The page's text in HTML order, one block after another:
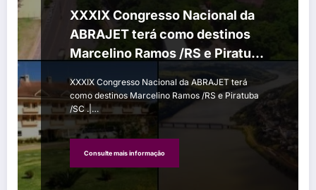
XXXIX Congresso Nacional da
ABRAJET terá como destinos
Marcelino Ramos /RS e Piratuba
XXXIX Congresso Nacional da ABRAJET terá
como destinos Marcelino Ramos /RS e Piratuba
/SC .|…
Consulte mais informação